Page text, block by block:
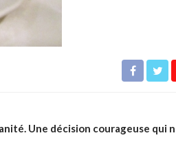
Une décision courageuse qui